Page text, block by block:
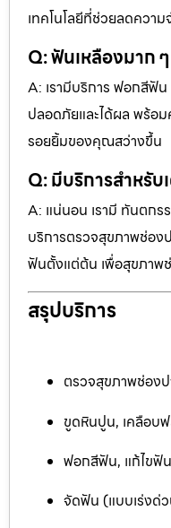
เทคโนโลยีที่ช่วยลดควา
Q: ฟันเหลืองมาก
A: เรามีบริการ ฟอกสีฟัน
ปลอดภัยและได้ผล พร้อม
รอยยิ้มของคุณสว่างขึ้น
Q: มีบริการสำหรับ
A: แน่นอน เรามี ทันตกร
บริการตรวจสุขภาพช่อง
ฟันตั้งแต่ต้น เพื่อสุขภาพ
สรุปบริการ
ตรวจสุขภาพช่อง
ขูดหินปูน, เคลือบ
ฟอกสีฟัน, แก้ไขฟั
จัดฟัน (แบบเร่งด่